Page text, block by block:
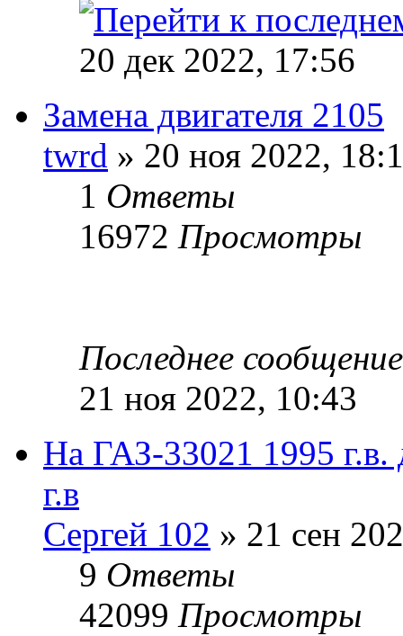
20 дек 2022, 17:56
Замена двигателя 2105
twrd » 20 ноя 2022,
1 Ответы
16972 Просмотры
Последнее
21 ноя 2022, 10:43
На ГАЗ-33021 1995
г.в
Сергей 102 » 21 сен
9 Ответы
42099 Просмотры